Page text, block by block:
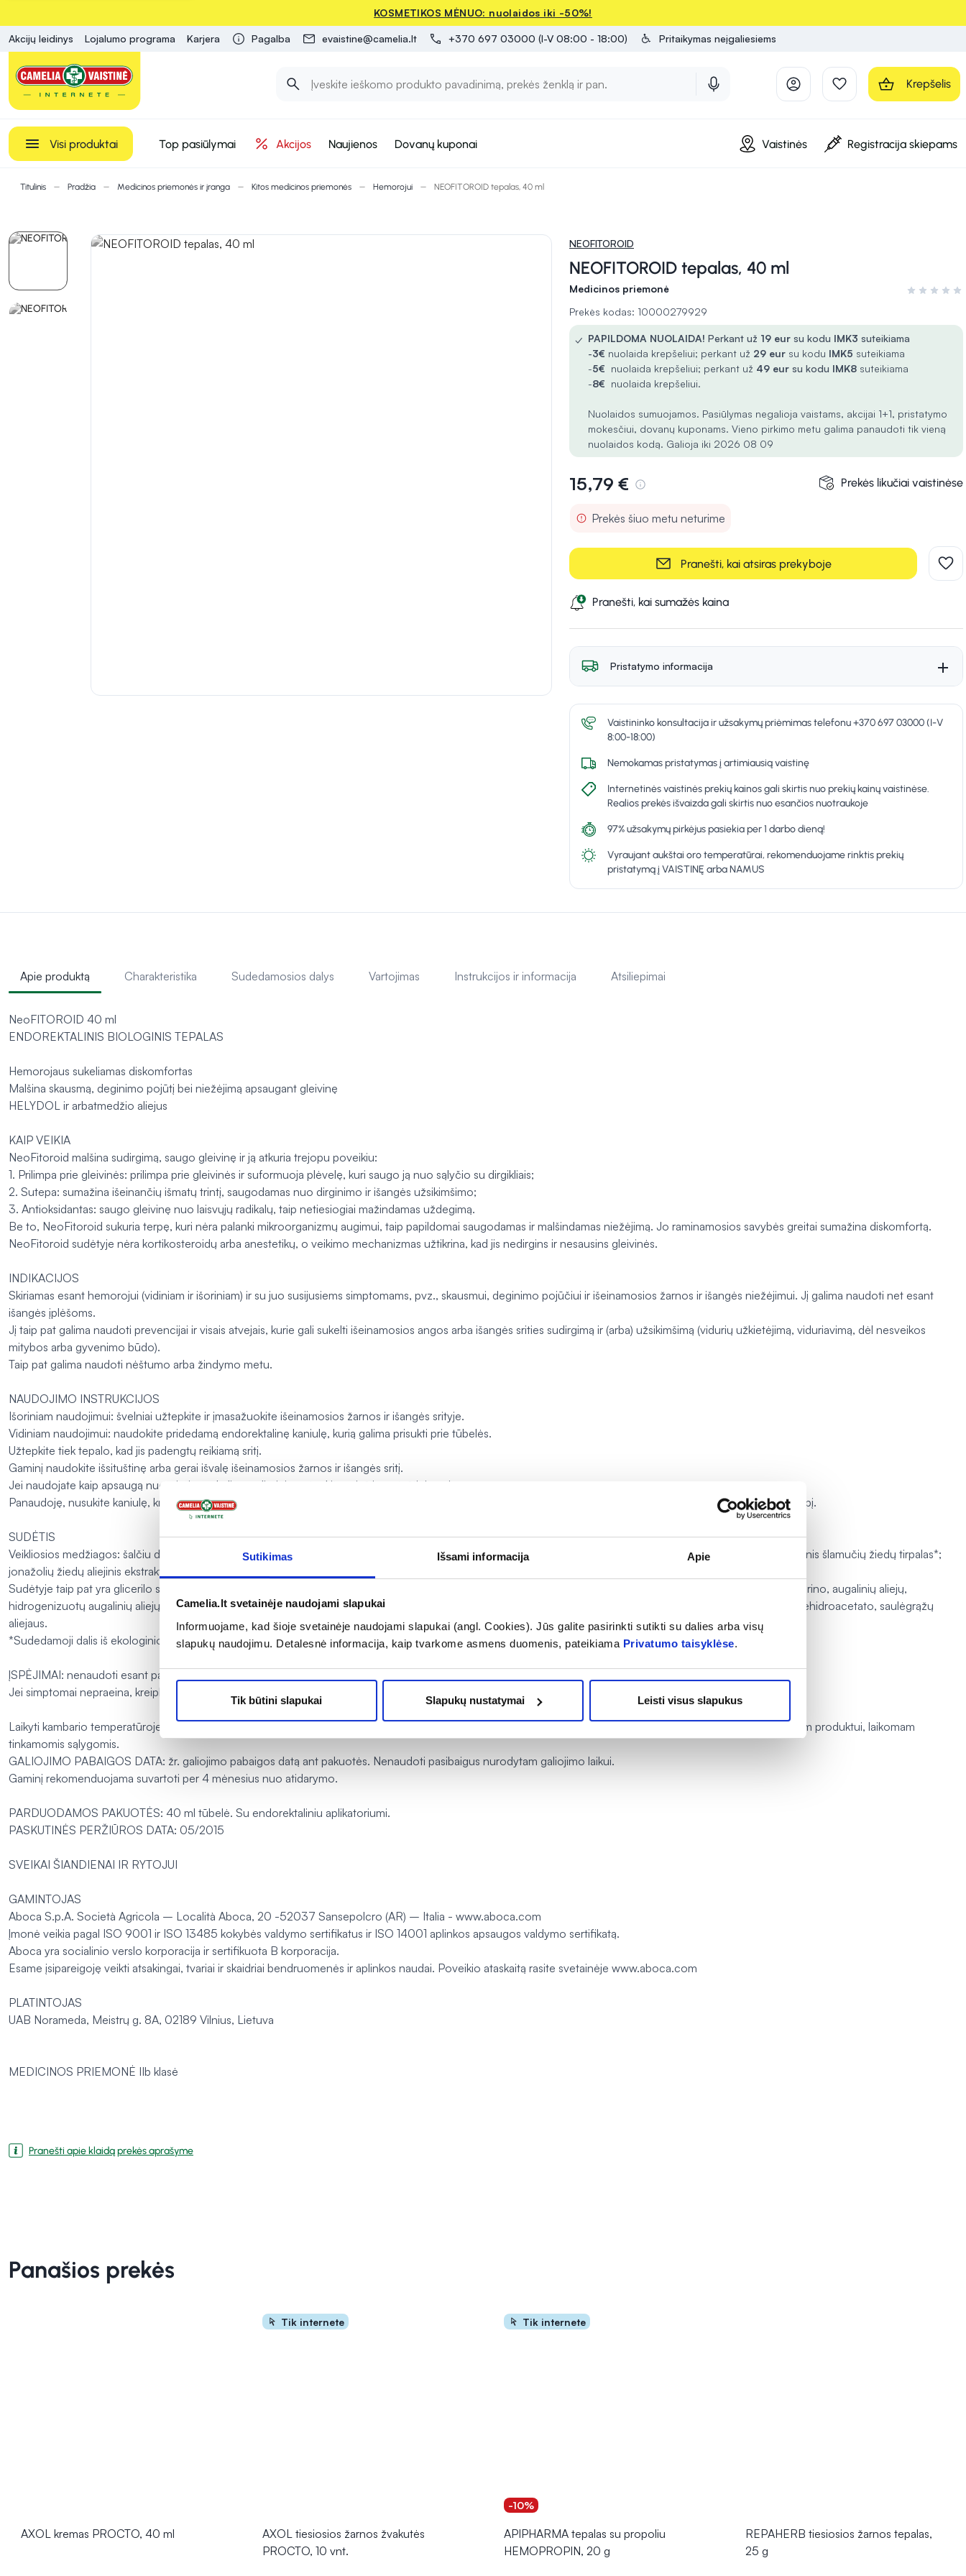
Sutikimas Išsami informacija Apie
Camelia.lt svetainėje naudojami slapukai
Informuojame, kad šioje svetainėje naudojami slapukai (angl. Cookies). Jūs galite pasirinkti sutikti su dalies arba visų
slapukų naudojimu. Detalesnė informacija, kaip tvarkome asmens duomenis, pateikiama Privatumo taisyklėse.
Tik būtini slapukai Slapukų nustatymai Leisti visus slapukus
KOSMETIKOS MĖNUO: nuolaidos iki -50%!
Akcijų leidinys Lojalumo programa Karjera Pagalba evaistine@camelia.lt +370 697 03000 (I-V 08:00 - 18:00) Pritaikymas neįgaliesiems
Krepšelis
Visi produktai Top pasiūlymai Akcijos Naujienos Dovanų kuponai Vaistinės Registracija skiepams
Titulinis Pradžia Medicinos priemonės ir įranga Kitos medicinos priemonės Hemorojui NEOFITOROID tepalas, 40 ml
NEOFITOROID
NEOFITOROID tepalas, 40 ml
Medicinos priemonė
Įvertinimas
Prekės kodas: 10000279929
✓ PAPILDOMA NUOLAIDA! Perkant už 19 eur su kodu IMK3 suteikiama
-3€ nuolaida krepšeliui; perkant už 29 eur su kodu IMK5 suteikiama
-5€ nuolaida krepšeliui; perkant už 49 eur su kodu IMK8 suteikiama
-8€ nuolaida krepšeliui.
Nuolaidos sumuojamos. Pasiūlymas negalioja vaistams, akcijai 1+1, pristatymo
mokesčiui, dovanų kuponams. Vieno pirkimo metu galima panaudoti tik vieną
nuolaidos kodą. Galioja iki 2026 08 09
15,79 € Prekės likučiai vaistinėse
Prekės šiuo metu neturime
Pranešti, kai atsiras prekyboje
Pranešti, kai sumažės kaina
Pristatymo informacija
Vaistininko konsultacija ir užsakymų priėmimas telefonu +370 697 03000 (I-V
8:00-18:00)
Nemokamas pristatymas į artimiausią vaistinę
Internetinės vaistinės prekių kainos gali skirtis nuo prekių kainų vaistinėse.
Realios prekės išvaizda gali skirtis nuo esančios nuotraukoje
97% užsakymų pirkėjus pasiekia per 1 darbo dieną!
Vyraujant aukštai oro temperatūrai, rekomenduojame rinktis prekių
pristatymą į VAISTINĘ arba NAMUS
Apie produktą Charakteristika Sudedamosios dalys Vartojimas Instrukcijos ir informacija Atsiliepimai
NeoFITOROID 40 ml
ENDOREKTALINIS BIOLOGINIS TEPALAS
Hemorojaus sukeliamas diskomfortas
Malšina skausmą, deginimo pojūtį bei niežėjimą apsaugant gleivinę
HELYDOL ir arbatmedžio aliejus
KAIP VEIKIA
NeoFitoroid malšina sudirgimą, saugo gleivinę ir ją atkuria trejopu poveikiu:
1. Prilimpa prie gleivinės: prilimpa prie gleivinės ir suformuoja plėvelę, kuri saugo ją nuo sąlyčio su dirgikliais;
2. Sutepa: sumažina išeinančių išmatų trintį, saugodamas nuo dirginimo ir išangės užsikimšimo;
3. Antioksidantas: saugo gleivinę nuo laisvųjų radikalų, taip netiesiogiai mažindamas uždegimą.
Be to, NeoFitoroid sukuria terpę, kuri nėra palanki mikroorganizmų augimui, taip papildomai saugodamas ir malšindamas niežėjimą. Jo raminamosios savybės greitai sumažina diskomfortą.
NeoFitoroid sudėtyje nėra kortikosteroidų arba anestetikų, o veikimo mechanizmas užtikrina, kad jis nedirgins ir nesausins gleivinės.
INDIKACIJOS
Skiriamas esant hemorojui (vidiniam ir išoriniam) ir su juo susijusiems simptomams, pvz., skausmui, deginimo pojūčiui ir išeinamosios žarnos ir išangės niežėjimui. Jį galima naudoti net esant
išangės įplėšoms.
Jį taip pat galima naudoti prevencijai ir visais atvejais, kurie gali sukelti išeinamosios angos arba išangės srities sudirgimą ir (arba) užsikimšimą (vidurių užkietėjimą, viduriavimą, dėl nesveikos
mitybos arba gyvenimo būdo).
Taip pat galima naudoti nėštumo arba žindymo metu.
NAUDOJIMO INSTRUKCIJOS
Išoriniam naudojimui: švelniai užtepkite ir įmasažuokite išeinamosios žarnos ir išangės srityje.
Vidiniam naudojimui: naudokite pridedamą endorektalinę kaniulę, kurią galima prisukti prie tūbelės.
Užtepkite tiek tepalo, kad jis padengtų reikiamą sritį.
Gaminį naudokite išsituštinę arba gerai išvalę išeinamosios žarnos ir išangės sritį.
Jei naudojate kaip apsaugą nuo trinties sukeliamo dirginimo, tepkite prieš ir po tuštinimosi.
Panaudoję, nusukite kaniulę, kruopščiai nuplaukite šiltu vandeniu bei muilu ir uždarykite tepalo tūbelę. Tepti galima keletą kartų per dieną, net dažnai ir ilgą laikotarpį.
SUDĖTIS
Veikliosios medžiagos: šalčiu džiovintas lipofilinės frakcijos ekstraktas iš šlamučių žiedų (Helydol)* ir peliažiedės šaknies*; alavijų* lapų dehidratuotas gelis; vandeninis šlamučių žiedų tirpalas*;
jonažolių žiedų aliejinis ekstraktas*; simondsijų aliejus*; taukmedžio sviestas*, arbatmedžių, kiparisų ir pipirmėčių eteriniai aliejai.
Sudėtyje taip pat yra glicerilo stearato, oktano/dekano triglicerido, cukrozės distearato, cukrozės stearato, cetilstearil alkoholio, augalinio glicerino, trihidroksistearino, augalinių aliejų,
hidrogenizuotų augalinių aliejų, rimbinės karpažolės vaško, ksantano dervos, citrinos rūgšties, tokoferolių, natrio silikato, benzilo alkoholio, kalio sorbato, natrio dehidroacetato, saulėgrąžų
aliejaus.
*Sudedamoji dalis iš ekologinio ūkio
ĮSPĖJIMAI: nenaudoti esant padidėjusiam jautrumui arba alergijai bet kuriai sudėtinei daliai.
Jei simptomai nepraeina, kreipkitės medicininės pagalbos.
Laikyti kambario temperatūroje, atokiau nuo karščio šaltinių ir saugoti nuo šviesos. Saugoti vaikams nepasiekiamoje vietoje. Galiojimo data taikoma nepanaudotam produktui, laikomam
tinkamomis sąlygomis.
GALIOJIMO PABAIGOS DATA: žr. galiojimo pabaigos datą ant pakuotės. Nenaudoti pasibaigus nurodytam galiojimo laikui.
Gaminį rekomenduojama suvartoti per 4 mėnesius nuo atidarymo.
PARDUODAMOS PAKUOTĖS: 40 ml tūbelė. Su endorektaliniu aplikatoriumi.
PASKUTINĖS PERŽIŪROS DATA: 05/2015
SVEIKAI ŠIANDIENAI IR RYTOJUI
GAMINTOJAS
Aboca S.p.A. Società Agricola – Località Aboca, 20 -52037 Sansepolcro (AR) – Italia - www.aboca.com
Įmonė veikia pagal ISO 9001 ir ISO 13485 kokybės valdymo sertifikatus ir ISO 14001 aplinkos apsaugos valdymo sertifikatą.
Aboca yra socialinio verslo korporacija ir sertifikuota B korporacija.
Esame įsipareigoję veikti atsakingai, tvariai ir skaidriai bendruomenės ir aplinkos naudai. Poveikio ataskaitą rasite svetainėje www.aboca.com
PLATINTOJAS
UAB Norameda, Meistrų g. 8A, 02189 Vilnius, Lietuva
MEDICINOS PRIEMONĖ IIb klasė
Pranešti apie klaidą prekės aprašyme
Panašios prekės
AXOL kremas PROCTO, 40 ml
Tik internete
AXOL tiesiosios žarnos žvakutės
PROCTO, 10 vnt.
Tik internete
-10%
APIPHARMA tepalas su propoliu
HEMOPROPIN, 20 g
REPAHERB tiesiosios žarnos tepalas,
25 g